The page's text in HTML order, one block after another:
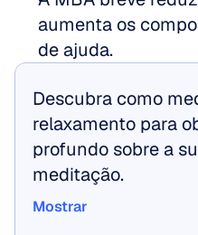
aumenta os
de ajuda.
Descubra como
relaxamento para
profundo sobre a
meditação.
Mostrar